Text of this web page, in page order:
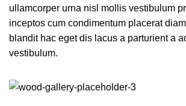
ullamcorper urna nisl mollis vestibulum
inceptos cum condimentum placerat
blandit hac eget dis lacus a parturient a
vestibulum.